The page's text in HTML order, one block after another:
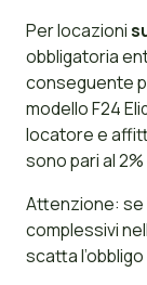
Per locazioni
obbligatoria
conseguente
modello F24
locatore e
sono pari al
Attenzione: se
complessivi
scatta